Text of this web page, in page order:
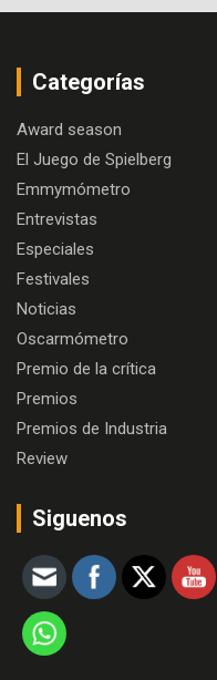
Categorías
Award season
El Juego de Spielberg
Emmymómetro
Entrevistas
Especiales
Festivales
Noticias
Oscarmómetro
Premio de la crítica
Premios
Premios de Industria
Review
Siguenos